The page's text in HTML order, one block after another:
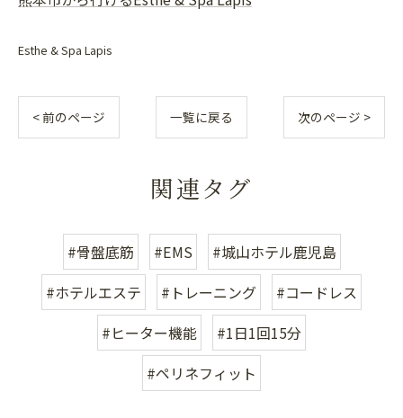
Esthe & Spa Lapis
< 前のページ 一覧に戻る 次のページ >
関連タグ
#骨盤底筋 #EMS
#城山ホテル鹿児島
#ホテルエステ
#トレーニング
#コードレス
#ヒーター機能
#1日1回15分
#ペリネフィット